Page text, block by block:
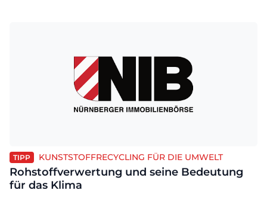
TIPP KUNSTSTOFFRECYCLING FÜR DIE UMWELT
Rohstoffverwertung und seine Bedeutung
für das Klima